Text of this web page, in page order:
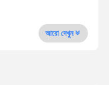
আরো দেখুন